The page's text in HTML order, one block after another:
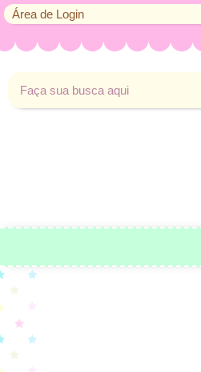
Área de Login